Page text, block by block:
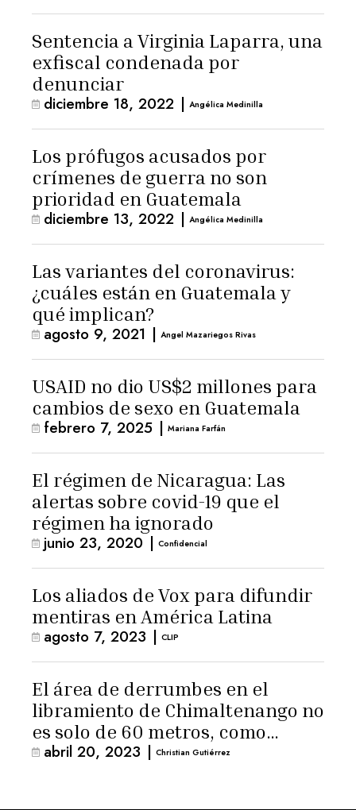
Sentencia a Virginia Laparra, una
exfiscal condenada por
denunciar
diciembre 18, 2022 | Angélica Medinilla
Los prófugos acusados por
crímenes de guerra no son
prioridad en Guatemala
diciembre 13, 2022 | Angélica Medinilla
Las variantes del coronavirus:
¿cuáles están en Guatemala y
qué implican?
agosto 9, 2021 | Angel Mazariegos Rivas
USAID no dio US$2 millones para
cambios de sexo en Guatemala
febrero 7, 2025 | Mariana Farfán
El régimen de Nicaragua: Las
alertas sobre covid-19 que el
régimen ha ignorado
junio 23, 2020 | Confidencial
Los aliados de Vox para difundir
mentiras en América Latina
agosto 7, 2023 | CLIP
El área de derrumbes en el
libramiento de Chimaltenango no
es solo de 60 metros, como
afirma Sammy Morales
abril 20, 2023 | Christian Gutiérrez